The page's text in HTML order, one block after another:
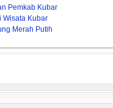
Pemkab Kubar
Wisata Kubar
Merah Putih